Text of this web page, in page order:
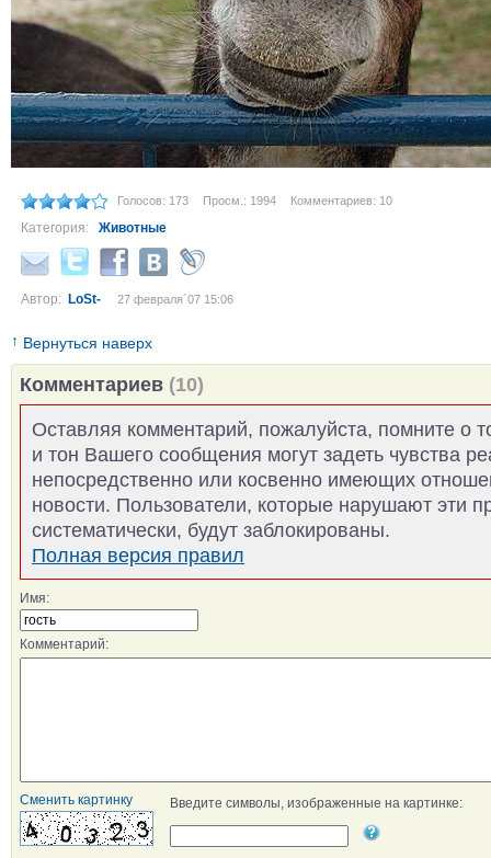
Голосов: 173 Просм.: 1994 Комментариев: 10
Категория: Животные
Автор: LoSt- 27 февраля´07 15:06
↑ Вернуться наверх
Комментариев (10)
Оставляя комментарий, пожалуйста, помните о
и тон Вашего сообщения могут задеть чувства
непосредственно или косвенно имеющих
новости. Пользователи, которые нарушают эти
систематически, будут заблокированы.
Полная версия правил
Имя:
Комментарий:
Сменить картинку Введите символы, изображенные на картинке: